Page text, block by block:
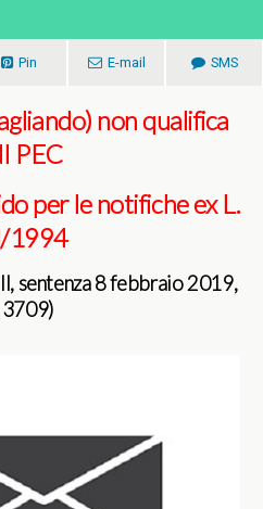
Pin E-mail SMS
non qualifica
PEC
per le notifiche ex L.
1994
sentenza 8 febbraio 2019,
3709)